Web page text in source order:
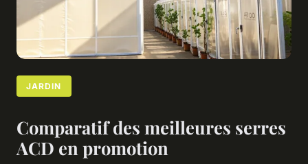
JARDIN
Comparatif des meilleures serres
ACD en promotion